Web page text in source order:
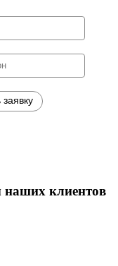
наших клиентов